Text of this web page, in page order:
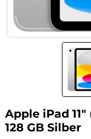
Apple iPad
128 GB Silber